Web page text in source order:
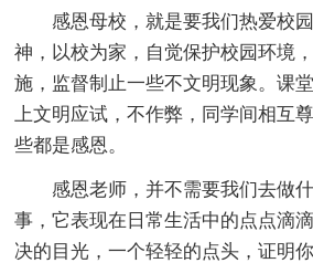
感恩母校，就是要我们热爱校园
神，以校为家，自觉保护校园环境
施，监督制止一些不文明现象。课
上文明应试，不作弊，同学间相互
些都是感恩。
感恩老师，并不需要我们去做什
事，它表现在日常生活中的点点滴
决的目光，一个轻轻的点头，证明